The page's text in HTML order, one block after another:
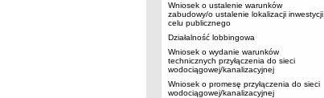
Wniosek o ustalenie warunków
zabudowy/o ustalenie lokalizacji inwestycji
celu publicznego
Działalność lobbingowa
Wniosek o wydanie warunków
technicznych przyłączenia do sieci
wodociągowej/kanalizacyjnej
Wniosek o promesę przyłączenia do sieci
wodociągowej/kanalizacyjnej